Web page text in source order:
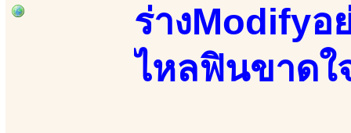
ร่างModifyอ
ไหลฟินขาดใ